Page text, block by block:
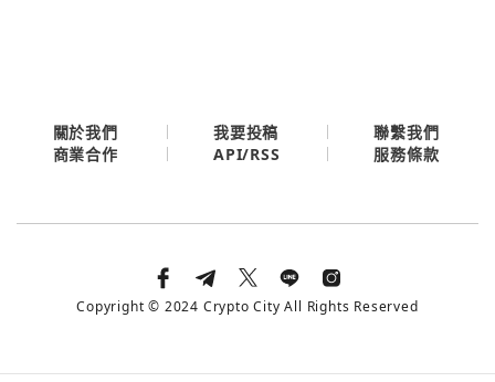
關於我們 我要投稿
聯繫我們
商業合作
API/RSS 服務條款
Copyright © 2024 Crypto City All Rights Reserved